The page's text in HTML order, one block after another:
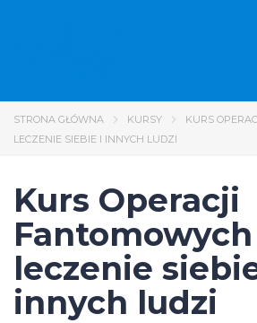
STRONA GŁÓWNA KURSY
KURS
LECZENIE SIEBIE I INNYCH LUDZI
Kurs Operacji
leczenie
innych ludzi